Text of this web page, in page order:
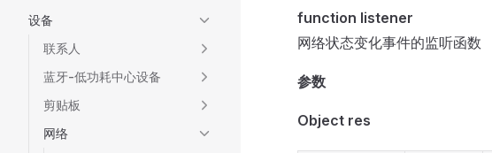
设备
联系人
蓝牙-低功耗中心设备
剪贴板
网络
function listener
网络状态变化事件的监听函数
参数
Object res